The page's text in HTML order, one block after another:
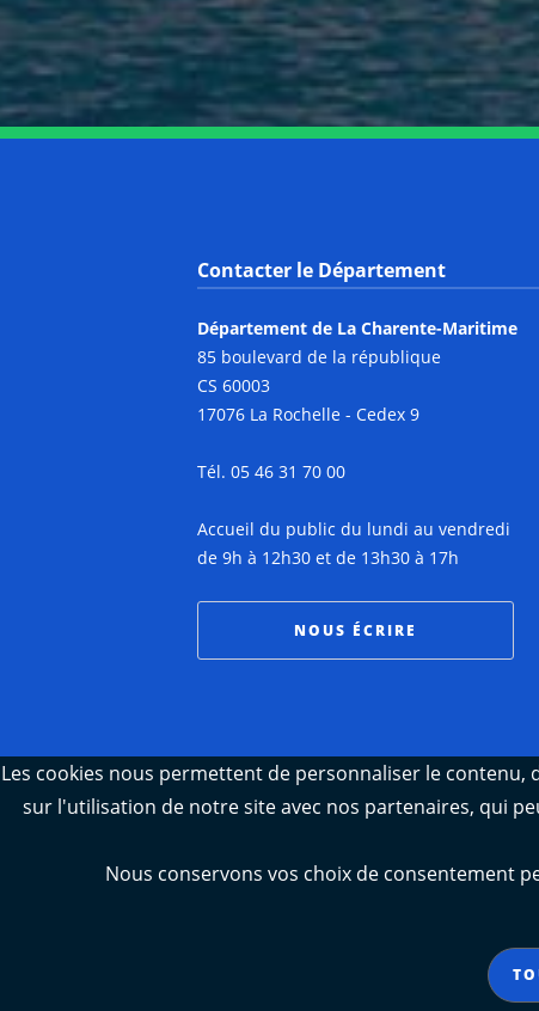
Contacter le Département
Département de La Charente-Maritime
85 boulevard de la république
CS 60003
17076 La Rochelle - Cedex 9
Tél. 05 46 31 70 00
Accueil du public du lundi au vendredi
de 9h à 12h30 et de 13h30 à 17h
NOUS ÉCRIRE
Accessibilité : partiellement
Les cookies nous permettent de personnaliser le
sur l'utilisation de notre site avec nos partenaires, qui
Nous conservons vos choix de consentement